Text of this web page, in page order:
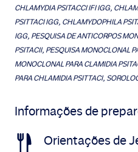
CHLAMYDIA PSITACCI IFI IGG,
PSITTACI IGG, CHLAMYDOPHILA
IGG, PESQUISA DE ANTICORPOS
PSITACII, PESQUISA MONOCLONAL
MONOCLONAL PARA CLAMIDIA
PARA CHLAMIDIA PSITTACI,
Informações de
Orientações de